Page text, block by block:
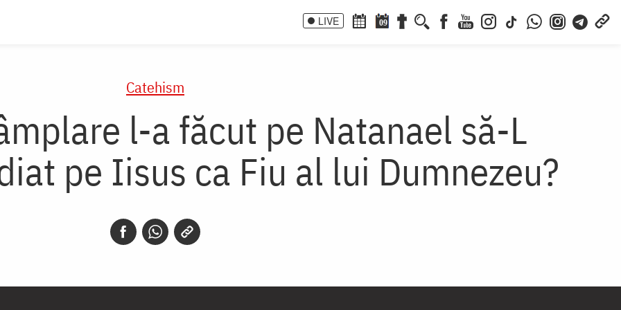
LIVE 09
Catehism
l-a făcut pe Natanael să-L
pe Iisus ca Fiu al lui Dumnezeu?